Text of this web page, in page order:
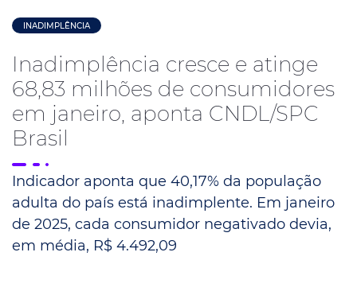
INADIMPLÊNCIA
Inadimplência cresce e atinge
68,83 milhões de consumidores
em janeiro, aponta CNDL/SPC
Brasil
Indicador aponta que 40,17% da população
adulta do país está inadimplente. Em janeiro
de 2025, cada consumidor negativado devia,
em média, R$ 4.492,09